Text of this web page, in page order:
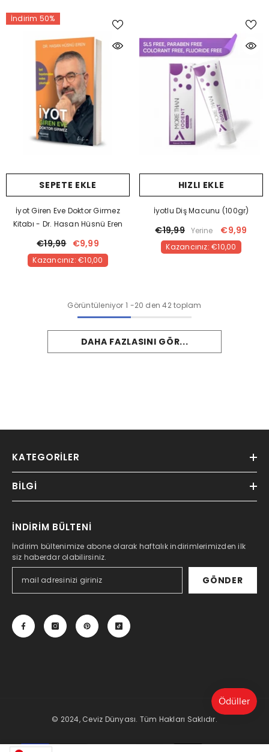
İndirim 50%
SEPETE EKLE
İyot Giren Eve Doktor Girmez
Kitabı - Dr. Hasan Hüsnü Eren
€19,99 €9,99
Kazancınız: €10,00
HIZLI EKLE
İyotlu Diş Macunu (100gr)
€19,99 Yerine €9,99
Kazancınız: €10,00
Görüntüleniyor 1 -20 den 42 toplam
DAHA FAZLASINI GÖR...
KATEGORILER
BILGI
İNDİRİM BÜLTENİ
İndirim bültenimize abone olarak haftalık indirimlerimizden ilk
siz haberdar olabilirsiniz.
GÖNDER
© 2024, Ceviz Dünyası. Tüm Hakları Saklıdır.
Payment